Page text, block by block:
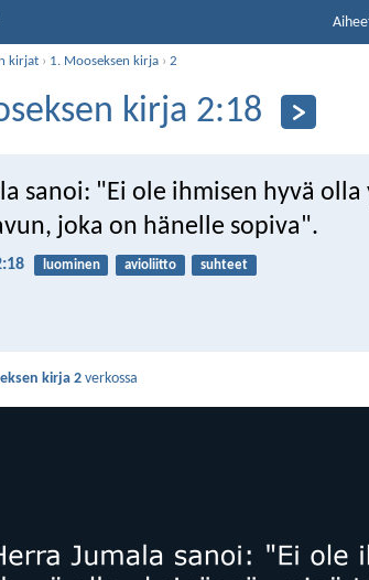
kirjat › 1. Mooseksen kirja ›2
kirja 2:18
sanoi: "Ei ole ihmisen hyvä olla
joka on hänelle sopiva".
luominen avioliitto suhteet
kirja 2verkossa